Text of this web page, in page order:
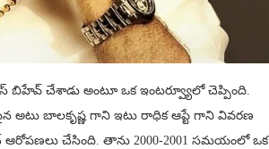
చేశాడు అంటూ ఒక ఇంటర్వ్యూలో చెప్పింది.
బాలకృష్ణ గాని ఇటు రాధిక ఆప్టే గాని వివరణ
చేసింది. తాను 2000-2001 సమయంలో ఒక